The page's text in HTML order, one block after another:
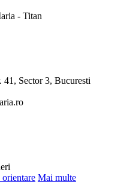
- Titan
Sector 3, Bucuresti
Mai multe